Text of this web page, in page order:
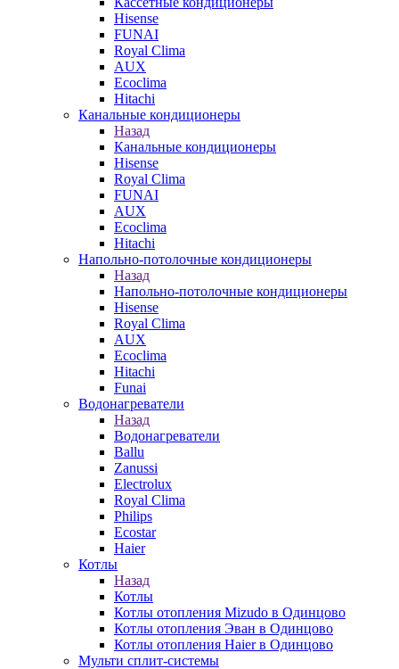
Hisense
FUNAI
Royal Clima
AUX
Ecoclima
Hitachi
Канальные кондиционеры
Назад
Канальные кондиционеры
Hisense
Royal Clima
FUNAI
AUX
Ecoclima
Hitachi
Напольно-потолочные кондиционеры
Назад
Напольно-потолочные кондиционеры
Hisense
Royal Clima
AUX
Ecoclima
Hitachi
Funai
Водонагреватели
Назад
Водонагреватели
Ballu
Zanussi
Electrolux
Royal Clima
Philips
Ecostar
Haier
Котлы
Назад
Котлы
Котлы отопления Mizudo в Одинцово
Котлы отопления Эван в Одинцово
Котлы отопления Haier в Одинцово
Мульти сплит-системы